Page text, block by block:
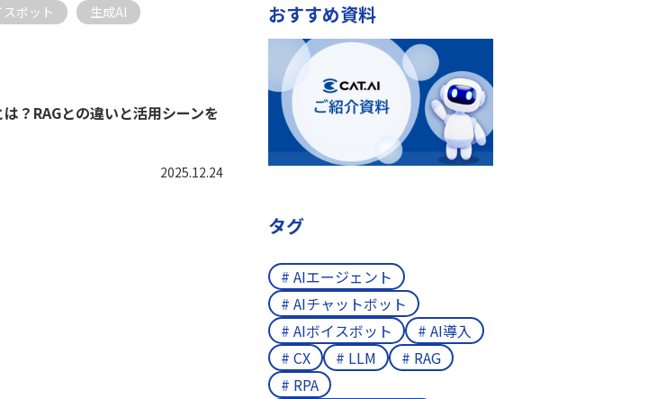
スボット 生成AI
？RAGとの違いと活用シーンを
2025.12.24
おすすめ資料
タグ
# AIエージェント
# AIチャットボット
# AIボイスボット
# AI導入
# CX
# LLM
# RAG
# RPA